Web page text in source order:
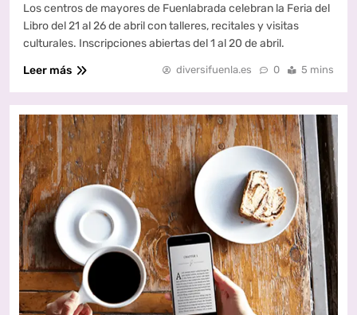
Los centros de mayores de Fuenlabrada celebran la Feria del
Libro del 21 al 26 de abril con talleres, recitales y visitas
culturales. Inscripciones abiertas del 1 al 20 de abril.
Leer más
diversifuenla.es 0 5 mins